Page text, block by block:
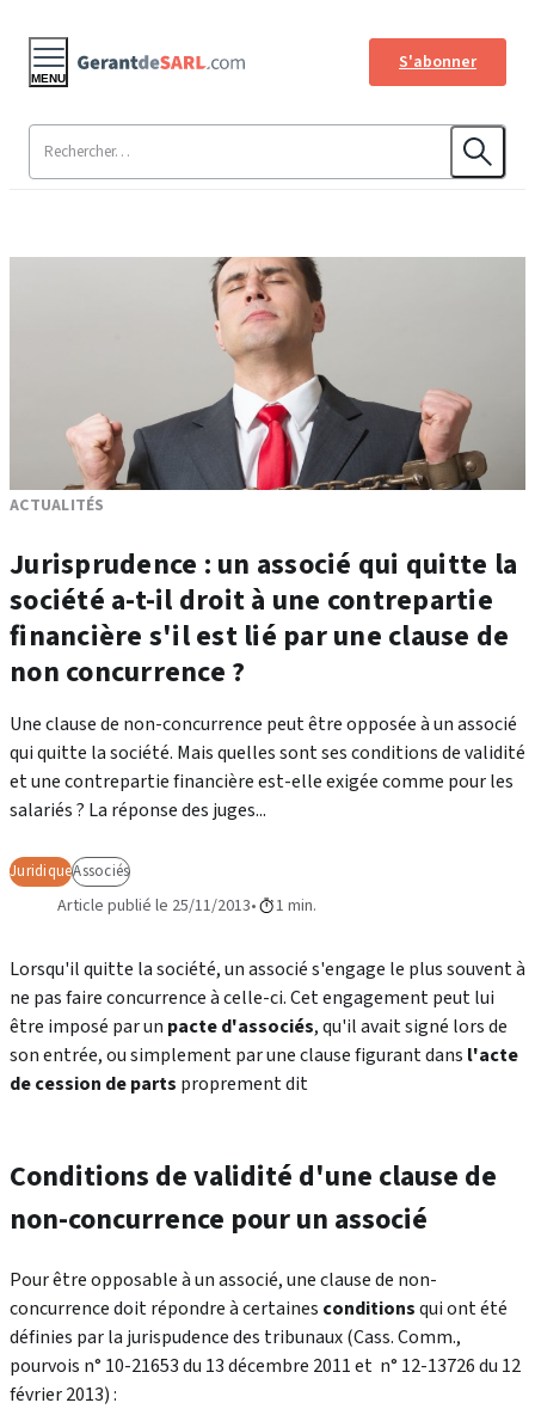
S'abonner
MENU
ACTUALITÉS
Jurisprudence : un associé qui quitte la
société a-t-il droit à une contrepartie
financière s'il est lié par une clause de
non concurrence ?
Une clause de non-concurrence peut être opposée à un associé
qui quitte la société. Mais quelles sont ses conditions de validité
et une contrepartie financière est-elle exigée comme pour les
salariés ? La réponse des juges...
JuridiqueAssociés
Article publié le 25/11/2013 1 min.
Lorsqu'il quitte la société, un associé s'engage le plus souvent à
ne pas faire concurrence à celle-ci. Cet engagement peut lui
être imposé par un pacte d'associés, qu'il avait signé lors de
son entrée, ou simplement par une clause figurant dans l'acte
de cession de parts proprement dit
Conditions de validité d'une clause de
non-concurrence pour un associé
Pour être opposable à un associé, une clause de non-
concurrence doit répondre à certaines conditionsqui ont été
définies par la jurispudence des tribunaux(Cass. Comm.,
pourvois n° 10-21653 du 13 décembre 2011 et n° 12-13726 du 12
février 2013):